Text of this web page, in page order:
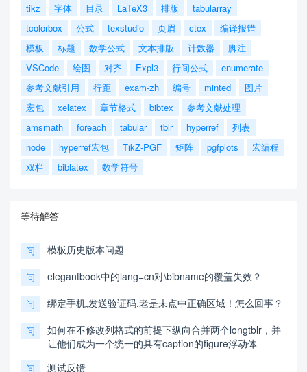
tikz 字体 目录 LaTeX3 排版
tabularray
tcolorbox
公式 texstudio 页眉 ctex
编译报错
模板
标题 数学公式 文本排版 计数器
脚注
VSCode
绘图 对齐 Expl3 行间公式
enumerate
参考文献引用
行距 exam-zh 编号 minted
图片
宏包
xelatex 章节格式 bibtex
参考文献处理
amsmath
foreach tabular tblr hyperref
列表
node
hyperref宏包 TikZ-PGF 矩阵 pgfplots
宏编程
双栏
biblatex 数学符号
等待解答
问 模板历史版本问题
问 elegantbook中的lang=cn对\bibname的覆盖失效？
问 绑定手机,发送验证码,老是未点中正确区域！怎么回事？
问
如何在不修改列格式的前提下纵向合并两个longtblr，并
让他们成为一个统一的具有caption的figure浮动体
问 测试反馈